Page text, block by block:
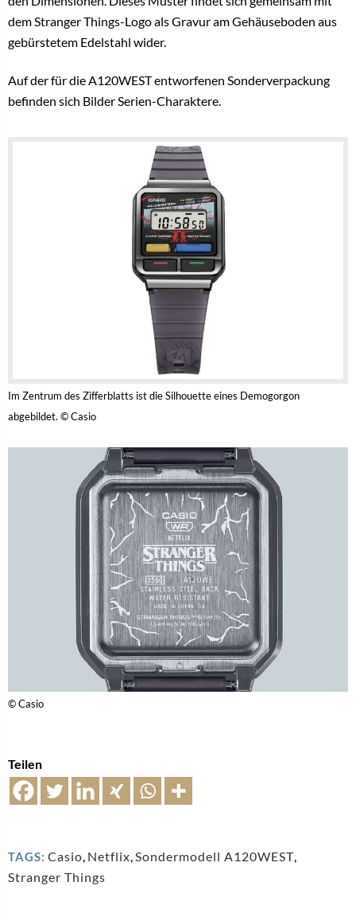
dem Stranger Things-Logo als Gravur am Gehäuseboden aus
gebürstetem Edelstahl wider.
Auf der für die A120WEST entworfenen Sonderverpackung
befinden sich Bilder Serien-Charaktere.
Im Zentrum des Zifferblatts ist die Silhouette eines Demogorgon
abgebildet. © Casio
© Casio
Teilen
TAGS: Casio, Netflix,Sondermodell A120WEST,
Stranger Things